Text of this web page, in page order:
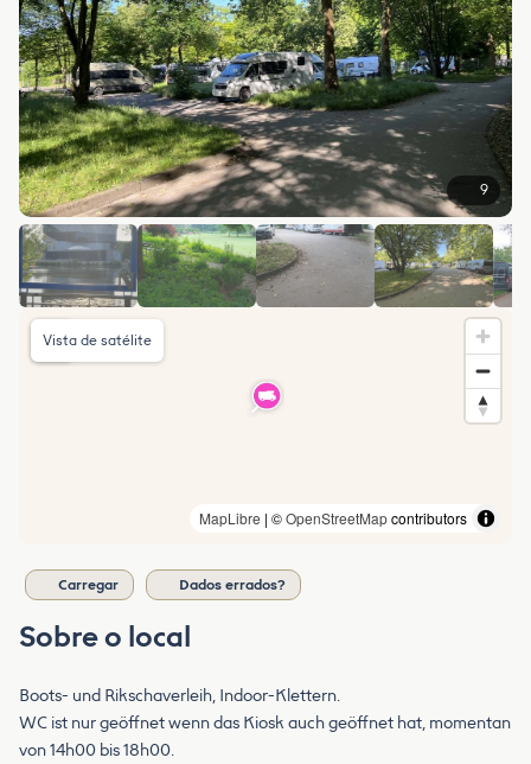
9
MapLibre | ©OpenStreetMapcontributors
Vista de satélite
Carregar Dados errados?
Sobre o local
Boots- und Rikschaverleih, Indoor-Klettern.
WC ist nur geöffnet wenn das Kiosk auch geöffnet hat, momentan
von 14h00 bis 18h00.